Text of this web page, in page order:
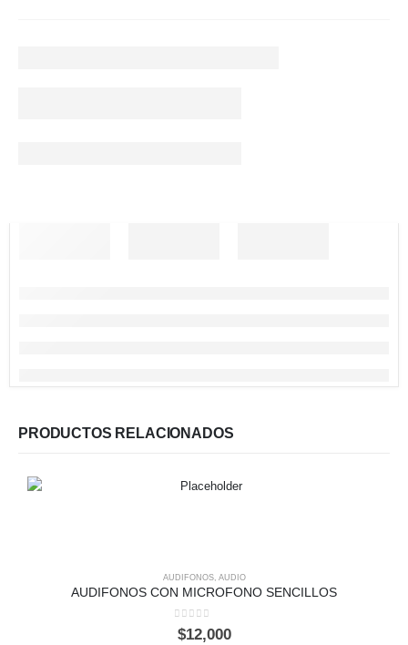
PRODUCTOS RELACIONADOS
AUDIFONOS, AUDIO
AUDIFONOS CON MICROFONO SENCILLOS
0out of 5
$12,000